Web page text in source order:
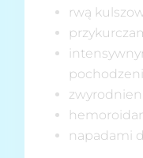
rwą
napadami